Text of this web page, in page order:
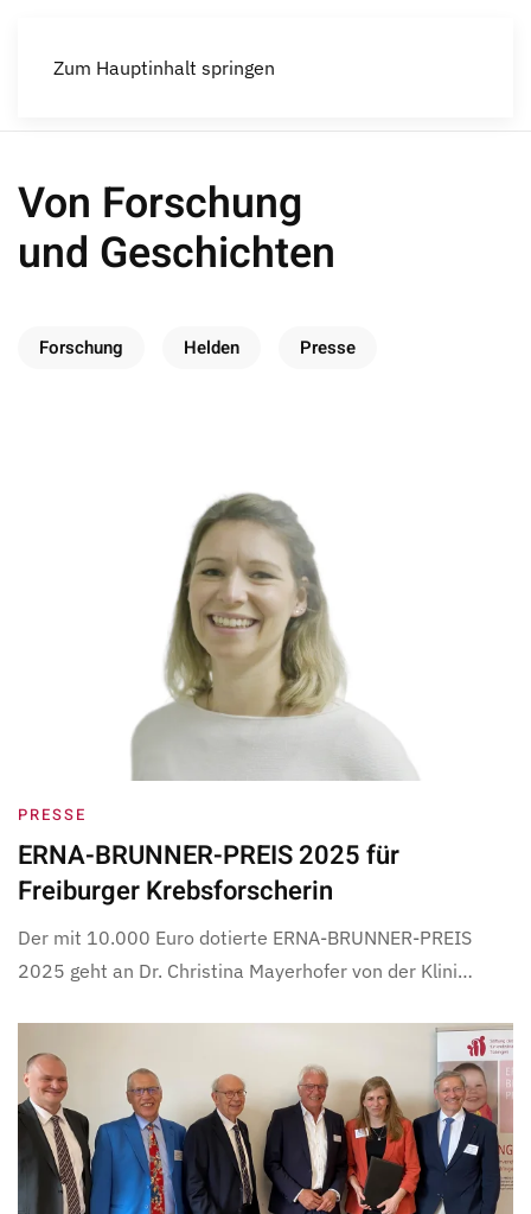
Zum Hauptinhalt springen
Von Forschung
und Geschichten
Forschung Helden Presse
PRESSE
ERNA-BRUNNER-PREIS 2025 für
Freiburger Krebsforscherin
Der mit 10.000 Euro dotierte ERNA-BRUNNER-PREIS
2025 geht an Dr. Christina Mayerhofer von der Klini…